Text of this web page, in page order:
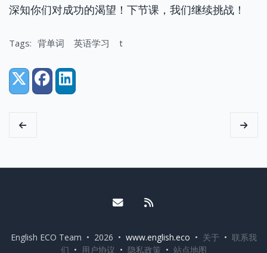
深知你们对成功的渴望！下节课，我们继续挑战！
Tags: 背单词 英语学习 t
Share:
X (Twitter)
FacebookLinkedIn
Email me
English ECO Team • 2026 • www.english.eco • 关于 • 联系我
们 • 用户协议 • 隐私政策 • 站点地图